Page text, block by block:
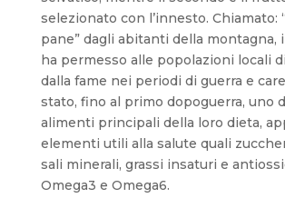
selezionato con l’innesto. Chiamato:
pane” dagli abitanti della montagna,
ha permesso alle popolazioni locali
dalla fame nei periodi di guerra e
stato, fino al primo dopoguerra, uno
alimenti principali della loro dieta,
elementi utili alla salute quali
sali minerali, grassi insaturi e
Omega3 e Omega6.